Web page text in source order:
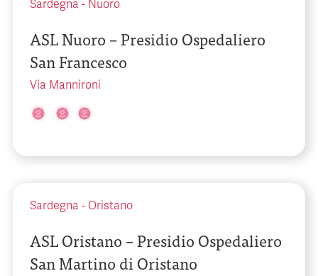
Sardegna - Nuoro
ASL Nuoro – Presidio Ospedaliero
San Francesco
Via Mannironi
Sardegna - Oristano
ASL Oristano – Presidio Ospedaliero
San Martino di Oristano